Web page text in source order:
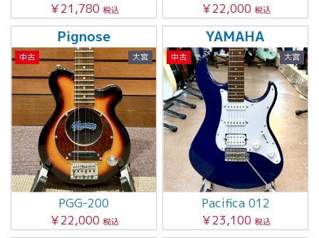
￥21,780 税込
￥22,000 税込
Pignose
中古 大宮
PGG-200
￥22,000 税込
YAMAHA
中古 大宮
Pacifica 012
￥23,100 税込